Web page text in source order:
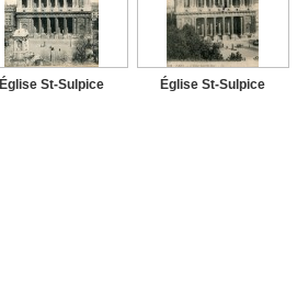
Église St-Sulpice Église St-Sulpice